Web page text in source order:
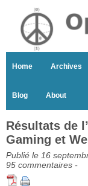
Home Archives
Blog About
Résultats de
Gaming et
Publié le 16
95 commentaires -